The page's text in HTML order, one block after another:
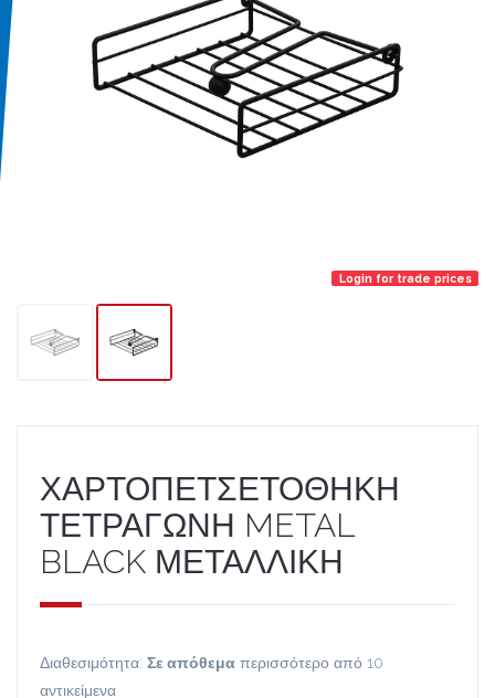
Login for trade prices
ΧΑΡΤΟΠΕΤΣΕΤΟΘΗΚΗ
ΤΕΤΡΑΓΩΝΗ METAL
BLACK ΜΕΤΑΛΛΙΚΗ
Διαθεσιμότητα: Σε απόθεμα περισσότερο από 10
αντικείμενα